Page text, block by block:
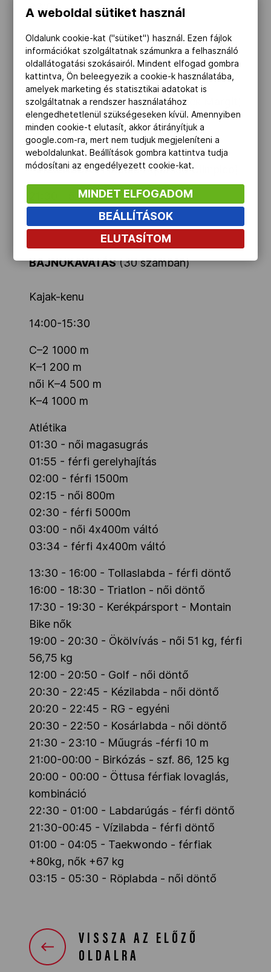
23:00 - kombináció
TRIATLON(Fort Copacabana)
16:00 - nők (Kovács Zsófia, Vanek Margit)
VÍZILABDA(Estádio Aquático Olímpico)
21:30 - 5. helyért: HUN-GRE
BAJNOKAVATÁS(30 számban)
Kajak-kenu
14:00-15:30
C–2 1000 m
K–1 200 m
női K–4 500 m
K–4 1000 m
Atlétika
01:30 - női magasugrás
01:55 - férfi gerelyhajítás
02:00 - férfi 1500m
02:15 - női 800m
02:30 - férfi 5000m
03:00 - női 4x400m váltó
03:34 - férfi 4x400m váltó
13:30 - 16:00 - Tollaslabda - férfi döntő
16:00 - 18:30 - Triatlon - női döntő
17:30 - 19:30 - Kerékpársport - Montain
Bike nők
19:00 - 20:30 - Ökölvívás - női 51 kg, férfi
56,75 kg
12:00 - 20:50 - Golf - női döntő
20:30 - 22:45 - Kézilabda - női döntő
20:20 - 22:45 - RG - egyéni
20:30 - 22:50 - Kosárlabda - női döntő
21:30 - 23:10 - Műugrás -férfi 10 m
21:00-00:00 - Birkózás - szf. 86, 125 kg
20:00 - 00:00 - Öttusa férfiak lovaglás,
kombináció
22:30 - 01:00 - Labdarúgás - férfi döntő
21:30-00:45 - Vízilabda - férfi döntő
01:00 - 04:05 - Taekwondo - férfiak
+80kg, nők +67 kg
03:15 - 05:30 - Röplabda - női döntő
VISSZA AZ ELŐZŐ
OLDALRA
A weboldal sütiket használ
Oldalunk cookie-kat ("sütiket") használ. Ezen fájlok
információkat szolgáltatnak számunkra a felhasználó
oldallátogatási szokásairól. Mindent elfogad gombra
kattintva, Ön beleegyezik a cookie-k használatába,
amelyek marketing és statisztikai adatokat is
szolgáltatnak a rendszer használatához
elengedhetetlenül szükségeseken kívül. Amennyiben
minden cookie-t elutasít, akkor átirányítjuk a
google.com-ra, mert nem tudjuk megjeleníteni a
weboldalunkat. Beállítások gombra kattintva tudja
módosítani az engedélyezett cookie-kat.
MINDET ELFOGADOM
BEÁLLÍTÁSOK
ELUTASÍTOM